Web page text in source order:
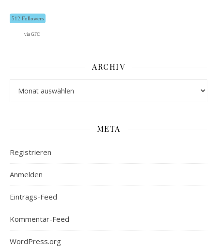
512 Followers
via GFC
ARCHIV
META
Registrieren
Anmelden
Eintrags-Feed
Kommentar-Feed
WordPress.org